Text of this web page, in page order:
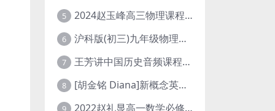
5 2024赵玉峰高三物理课程24年高考物理一轮复习网课教程
6 沪科版(初三)九年级物理全一册网课教学视频全集(录播版 杜春雨 66讲)
7 王芳讲中国历史音频课程全集(上下五千年)
8 [胡金铭 Diana]新概念英语第1册教学视频课程(全集 百度网盘下载)
9 2022赵礼显高一数学必修一课程视频资源(秋季班 含讲义)百度网盘云